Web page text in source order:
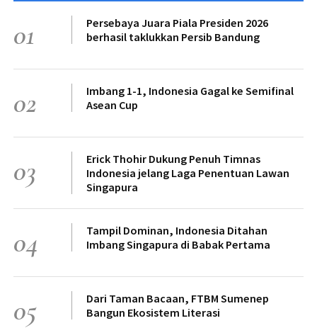
01
Persebaya Juara Piala Presiden 2026
berhasil taklukkan Persib Bandung
02
Imbang 1-1, Indonesia Gagal ke Semifinal
Asean Cup
03
Erick Thohir Dukung Penuh Timnas
Indonesia jelang Laga Penentuan Lawan
Singapura
04
Tampil Dominan, Indonesia Ditahan
Imbang Singapura di Babak Pertama
05
Dari Taman Bacaan, FTBM Sumenep
Bangun Ekosistem Literasi